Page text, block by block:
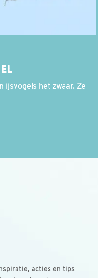
ijsvogels het zwaar. Ze
acties en tips